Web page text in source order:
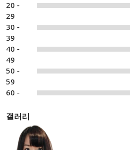
20 -
29
30 -
39
40 -
49
50 -
59
60 -
갤러리